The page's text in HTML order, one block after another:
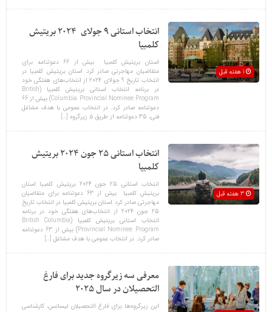
انتخاب استانی 9 جولای 2024 بریتیش
کلمبیا
استان بریتیش کلمبیا بیش از 66 دعوتنامه برای
متقاضیان مهاجرتی صادر کرد استان بریتیش کلمبیا در
انتخاب تاریخ 9 جولای 2024 از انتخاب‌های هفتگی خود
در برنامه انتخاب استانی بریتیش کلمبیا (British
Columbia Provincial Nominee Program) بیش از 66
دعوتنامه صادر کرد. در انتخاب عمومی با هدف مشاغل
فنی، 35 دعوتنامه از طریق ۵ زیرگروه […]
انتخاب استانی 25 جون 2024 بریتیش
کلمبیا
انتخاب استانی 25 جون 2024 بریتیش کلمبیا استان
بریتیش کلمبیا بیش از 63 دعوتنامه برای متقاضیان
مهاجرتی صادر کرد استان بریتیش کلمبیا در انتخاب تاریخ
25 جون 2024 از انتخاب‌های هفتگی خود در برنامه
انتخاب استانی بریتیش کلمبیا (British Columbia
Provincial Nominee Program) بیش از 63 دعوتنامه
صادر کرد. در انتخاب عمومی با هدف مشاغل […]
معرفی سه زیرگروه جدید برای فارغ
التحصیلان در سال 2025
این زیرگروه‌ها برای فارغ التحصیلان لیسانس، کارشناسی